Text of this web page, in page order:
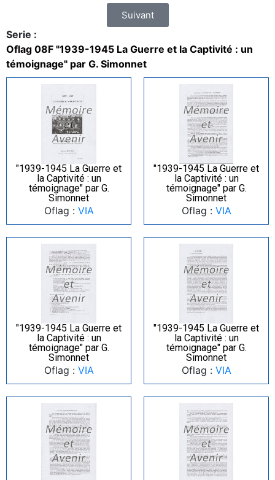
Suivant
Serie :
Oflag 08F "1939-1945 La Guerre et la Captivité : un
témoignage" par G. Simonnet
"1939-1945 La Guerre et
la Captivité : un
témoignage" par G.
Simonnet
Oflag : VIA
"1939-1945 La Guerre et
la Captivité : un
témoignage" par G.
Simonnet
Oflag : VIA
"1939-1945 La Guerre et
la Captivité : un
témoignage" par G.
Simonnet
Oflag : VIA
"1939-1945 La Guerre et
la Captivité : un
témoignage" par G.
Simonnet
Oflag : VIA